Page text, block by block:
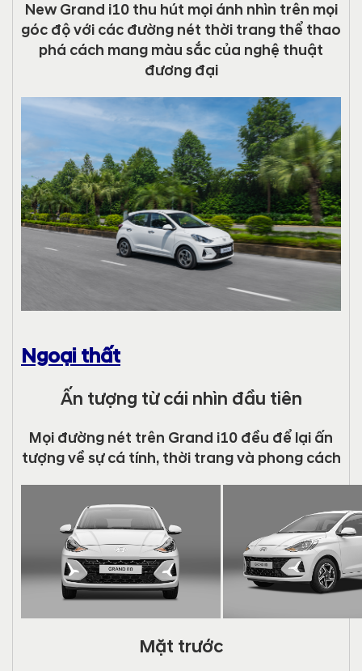
New Grand i10 thu hút mọi ánh nhìn trên mọi
góc độ với các đường nét thời trang thể thao
phá cách mang màu sắc của nghệ thuật
đương đại
Ngoại thất
Ấn tượng từ cái nhìn đầu tiên
Mọi đường nét trên Grand i10 đều để lại ấn
tượng về sự cá tính, thời trang và phong cách
Mặt trước